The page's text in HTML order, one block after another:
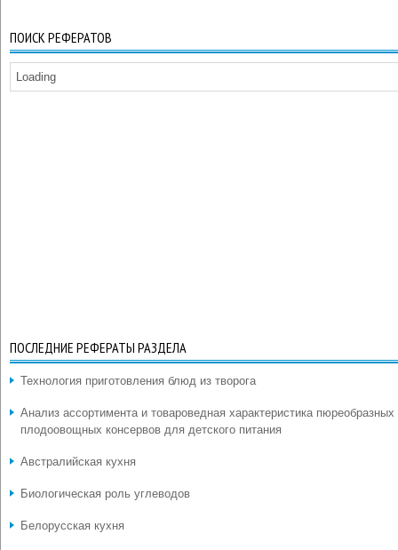
ПОИСК РЕФЕРАТОВ
Loading
ПОСЛЕДНИЕ РЕФЕРАТЫ РАЗДЕЛА
Технология приготовления блюд из творога
Анализ ассортимента и товароведная характеристика пюреобразных
плодоовощных консервов для детского питания
Австралийская кухня
Биологическая роль углеводов
Белорусская кухня